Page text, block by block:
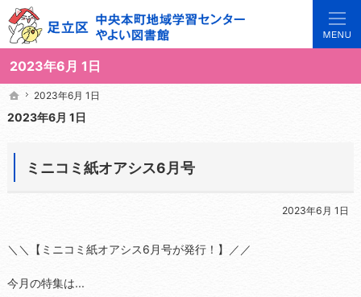
2023年6月 1日
3世代で楽しめる地域のひろば。当サイトでは地域の講座や施設をご案内しています。
足立区中央本町地域学習センターや図書館の総合案内サイト
ホーム
2023年6月 1日
2023年6月 1日
ミニコミ紙オアシス6月号
2023年6月 1日
＼＼【ミニコミ紙オアシス6月号が発行！】／／
今月の特集は...
ホーム
2023年6月 1日